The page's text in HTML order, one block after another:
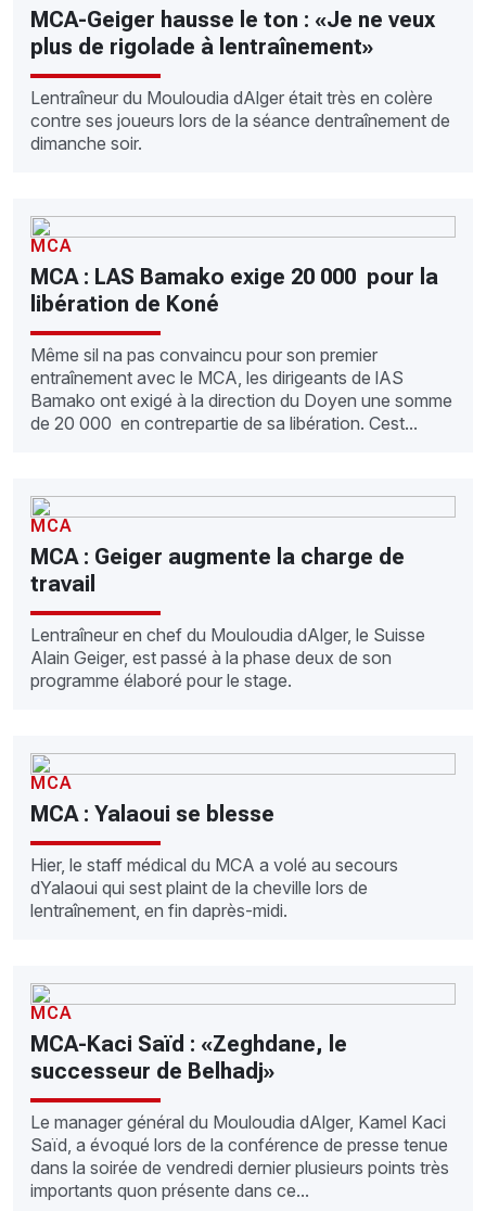
MCA-Geiger hausse le ton : «Je ne veux
plus de rigolade à lentraînement»
Lentraîneur du Mouloudia dAlger était très en colère
contre ses joueurs lors de la séance dentraînement de
dimanche soir.
MCA
MCA : LAS Bamako exige 20 000  pour la
libération de Koné
Même sil na pas convaincu pour son premier
entraînement avec le MCA, les dirigeants de lAS
Bamako ont exigé à la direction du Doyen une somme
de 20 000  en contrepartie de sa libération. Cest...
MCA
MCA : Geiger augmente la charge de
travail
Lentraîneur en chef du Mouloudia dAlger, le Suisse
Alain Geiger, est passé à la phase deux de son
programme élaboré pour le stage.
MCA
MCA : Yalaoui se blesse
Hier, le staff médical du MCA a volé au secours
dYalaoui qui sest plaint de la cheville lors de
lentraînement, en fin daprès-midi.
MCA
MCA-Kaci Saïd : «Zeghdane, le
successeur de Belhadj»
Le manager général du Mouloudia dAlger, Kamel Kaci
Saïd, a évoqué lors de la conférence de presse tenue
dans la soirée de vendredi dernier plusieurs points très
importants quon présente dans ce...